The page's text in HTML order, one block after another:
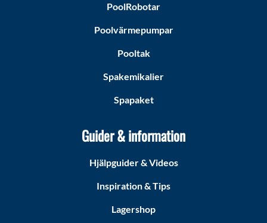
PoolRobotar
Poolvärmepumpar
Pooltak
Spakemikalier
Spapaket
Guider & information
Hjälpguider & Videos
Inspiration & Tips
Lagershop